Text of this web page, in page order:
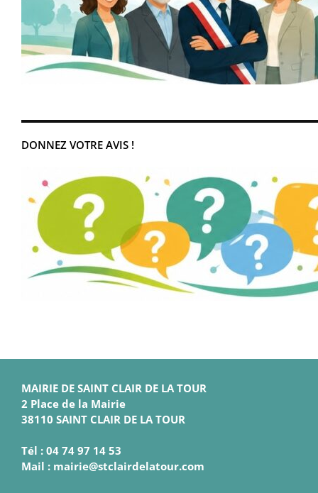
DONNEZ VOTRE AVIS !
MAIRIE DE SAINT CLAIR DE LA TOUR
2 Place de la Mairie
38110 SAINT CLAIR DE LA TOUR
Tél : 04 74 97 14 53
Mail : mairie@stclairdelatour.com